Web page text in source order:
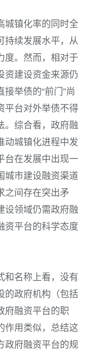
城镇化率的同时全
持续发展水平，从
度。然而，相对于
资建设资金来源仍
举债的“前门”尚
平台对外举债不得
。综合看，政府融
动城镇化进程中发
台在发展中出现一
城市建设融资渠道
之间存在突出矛
设领域仍需政府融
资平台的科学态度
和名称上看，没有
的政府机构（包括
府融资平台的职
作用类似，总结这
政府融资平台的规